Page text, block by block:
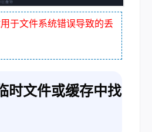
于文件系统错误导致的丢
时文件或缓存中找